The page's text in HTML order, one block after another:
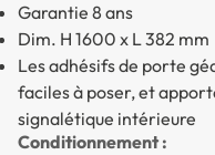
Garantie 8 ans
Dim. H 1600 x L 382 mm
Les adhésifs de porte
faciles à poser, et
signalétique intérieure
Conditionnement :